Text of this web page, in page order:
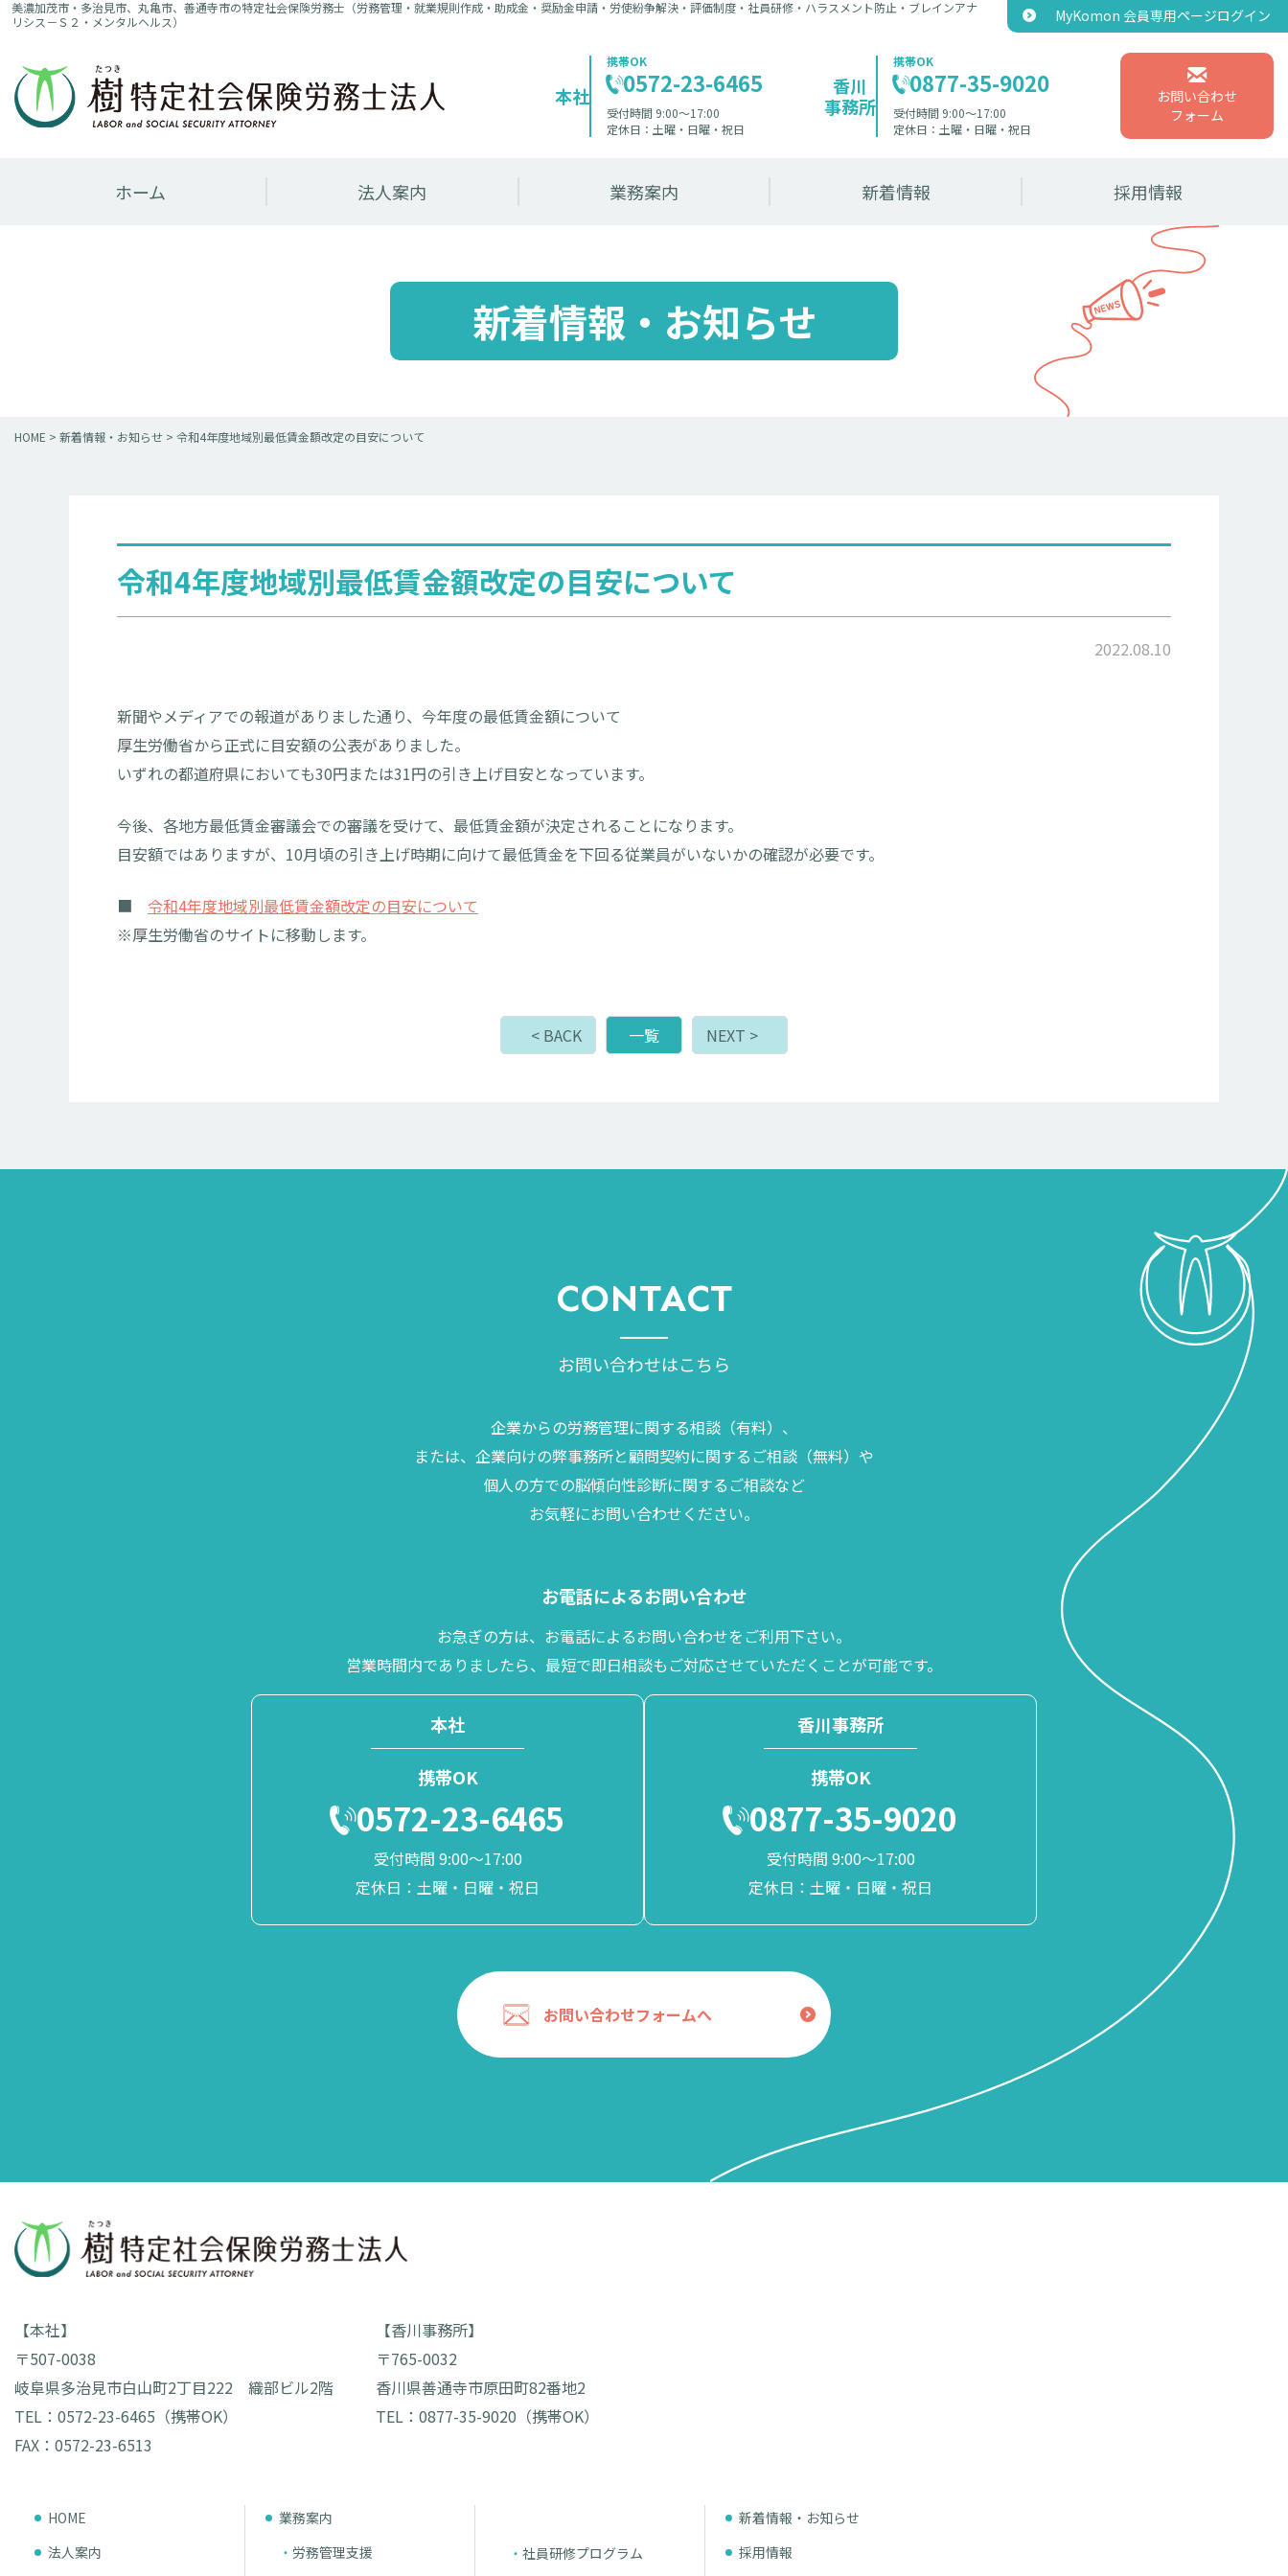
美濃加茂市・多治見市、丸亀市、善通寺市の特定社会保険労務士（労務管理・就業規則作成・助成金・奨励金申請・労使紛争解決・評価制度・社員研修・ハラスメント防止・ブレインアナ
リシス－Ｓ２・メンタルヘルス）
MyKomon 会員専用ページログイン
本社
携帯OK
0572-23-6465
受付時間 9:00〜17:00
定休日：土曜・日曜・祝日
香川
事務所
携帯OK
0877-35-9020
受付時間 9:00〜17:00
定休日：土曜・日曜・祝日
お問い合わせ
フォーム
ホーム 法人案内 業務案内 新着情報 採用情報
新着情報・お知らせ
HOME > 新着情報・お知らせ > 令和4年度地域別最低賃金額改定の目安について
令和4年度地域別最低賃金額改定の目安について
2022.08.10
新聞やメディアでの報道がありました通り、今年度の最低賃金額について
厚生労働省から正式に目安額の公表がありました。
いずれの都道府県においても30円または31円の引き上げ目安となっています。
今後、各地方最低賃金審議会での審議を受けて、最低賃金額が決定されることになります。
目安額ではありますが、10月頃の引き上げ時期に向けて最低賃金を下回る従業員がいないかの確認が必要です。
■ 令和4年度地域別最低賃金額改定の目安について
※厚生労働省のサイトに移動します。
< BACK 一覧 NEXT >
CONTACT
お問い合わせはこちら
企業からの労務管理に関する相談（有料）、
または、企業向けの弊事務所と顧問契約に関するご相談（無料）や
個人の方での脳傾向性診断に関するご相談など
お気軽にお問い合わせください。
お電話によるお問い合わせ
お急ぎの方は、お電話によるお問い合わせをご利用下さい。
営業時間内でありましたら、最短で即日相談もご対応させていただくことが可能です。
本社
携帯OK
0572-23-6465
受付時間 9:00〜17:00
定休日：土曜・日曜・祝日
香川事務所
携帯OK
0877-35-9020
受付時間 9:00〜17:00
定休日：土曜・日曜・祝日
お問い合わせフォームへ
【本社】
〒507-0038
岐阜県多治見市白山町2丁目222 織部ビル2階
TEL：0572-23-6465（携帯OK）
FAX：0572-23-6513
【香川事務所】
〒765-0032
香川県善通寺市原田町82番地2
TEL：0877-35-9020（携帯OK）
HOME
法人案内
業務案内
労務管理支援
社員研修プログラム
新着情報・お知らせ
採用情報